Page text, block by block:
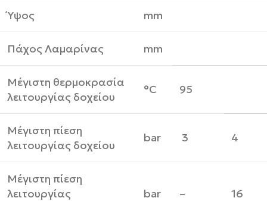
Ύψος mm
Πάχος Λαμαρίνας mm
Μέγιστη θερμοκρασία
λειτουργίας δοχείου
°C 95
Μέγιστη πίεση
λειτουργίας δοχείου
bar 3 4
Μέγιστη πίεση
λειτουργίας
bar – 16